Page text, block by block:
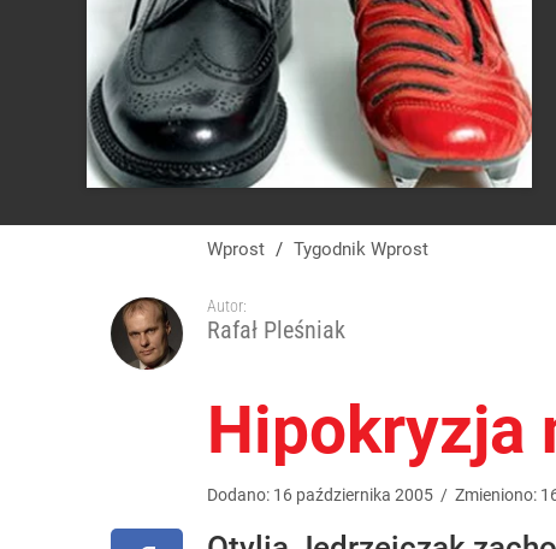
Wprost / Tygodnik Wprost
Autor:
Rafał Pleśniak
Hipokryzja
Dodano: 16 października 2005 / Zmieniono: